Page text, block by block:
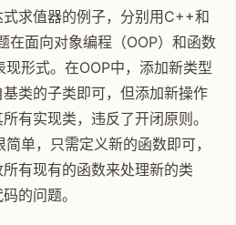
求值器的例子，分别用C++和
在面向对象编程（OOP）和函数
形式。在OOP中，添加新类型
类的子类即可，但添加新操作
有实现类，违反了开闭原则。
单，只需定义新的函数即可，
有现有的函数来处理新的类
的问题。